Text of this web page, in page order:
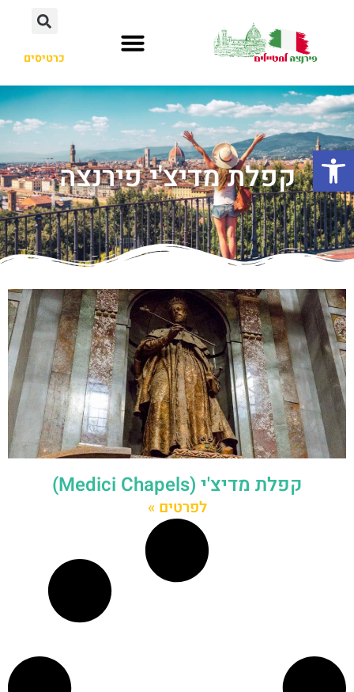
כרטיסים
קפלת מדיצ'י פירנצה
קפלת מדיצ'י (Medici Chapels)
לפרטים »
פתח סרגל נגישות